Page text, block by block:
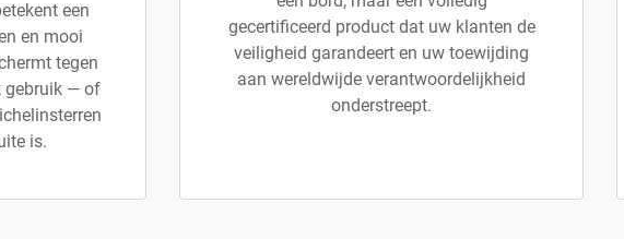
een
en mooi
tegen
gebruik — of
is.
gecertificeerd product dat uw klanten de
veiligheid garandeert en uw toewijding
aan wereldwijde verantwoordelijkheid
onderstreept.